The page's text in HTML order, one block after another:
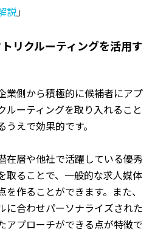
説」
リクルーティングを活用す
業側から積極的に候補者にアプ
ルーティングを取り入れること
えで効果的です。
在層や他社で活躍している優秀
取ることで、一般的な求人媒体
作ることができます。また、
に合わせパーソナライズされた
アプローチができる点が特徴で